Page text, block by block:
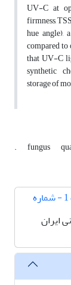
UV-C at
firmness,
hue
compared
that UV-C
synthetic
storage of
. fungus
دوره 41، شماره 1 - شماره
ایران